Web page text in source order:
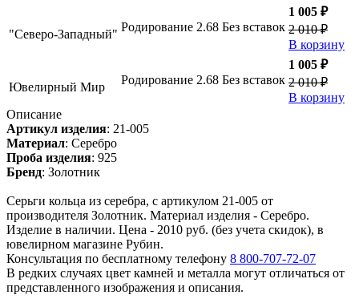
"Северо-Западный"
Родирование 2.68 Без вставок
1 005 ₽
2 010 ₽
В корзину
Ювелирный Мир
Родирование 2.68 Без вставок
1 005 ₽
2 010 ₽
В корзину
Описание
Артикул изделия: 21-005
Материал: Серебро
Проба изделия: 925
Бренд: Золотник
Серьги кольца из серебра, с артикулом 21-005 от
производителя Золотник. Материал изделия - Серебро.
Изделие в наличии. Цена - 2010 руб. (без учета скидок), в
ювелирном магазине Рубин.
Консультация по бесплатному телефону 8 800-707-72-07
В редких случаях цвет камней и металла могут отличаться от
представленного изображения и описания.